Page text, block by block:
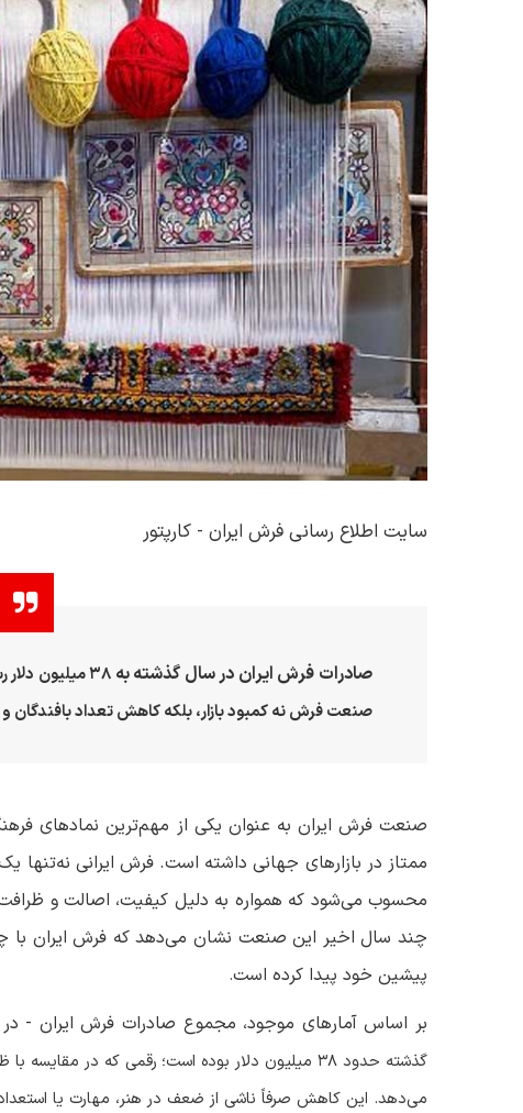
سایت اطلاع رسانی فرش ایران - کارپتور
صادرات فرش ایران در سال گذشته به ۳۸میلیون
صنعت فرش نه کمبود بازار، بلکه کاهش تعداد بافندگان
صنعت فرش ایران به عنوان یکی از مهم‌ترین نمادهای
ممتاز در بازارهای جهانی داشته است. فرش ایرانی
محسوب می‌شود که همواره به دلیل کیفیت، اصالت و
چند سال اخیر این صنعت نشان می‌دهد که فرش ایران با
پیشین خود پیدا کرده است.
بر اساس آمارهای موجود، مجموع صادرات فرش ایران - در
گذشته حدود ۳۸میلیون دلار بوده است؛ رقمی که در مقایسه
می‌دهد. این کاهش صرفاً ناشی از ضعف در هنر، مهارت یا